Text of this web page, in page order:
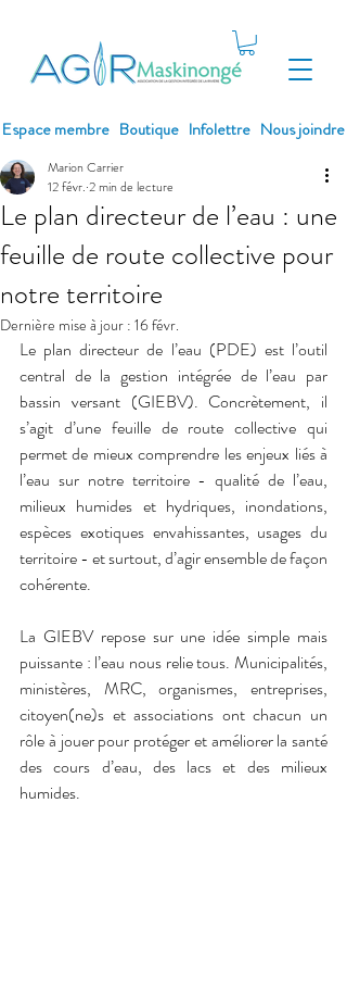
Espace membre Boutique Infolettre Nous joindre
Le plan directeur de l’eau : une
feuille de route collective pour
notre territoire
Marion Carrier
12 févr. 2 min de lecture
Dernière mise à jour : 16 févr.
Le plan directeur de l’eau (PDE) est l’outil
central de la gestion intégrée de l’eau par
bassin versant (GIEBV). Concrètement, il
s’agit d’une feuille de route collective qui
permet de mieux comprendre les enjeux liés à
l’eau sur notre territoire - qualité de l’eau,
milieux humides et hydriques, inondations,
espèces exotiques envahissantes, usages du
territoire - et surtout, d’agir ensemble de façon
cohérente.
La GIEBV repose sur une idée simple mais
puissante : l’eau nous relie tous. Municipalités,
ministères, MRC, organismes, entreprises,
citoyen(ne)s et associations ont chacun un
rôle à jouer pour protéger et améliorer la santé
des cours d’eau, des lacs et des milieux
humides.